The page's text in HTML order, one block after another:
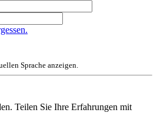
Sprache anzeigen.
Teilen Sie Ihre Erfahrungen mit